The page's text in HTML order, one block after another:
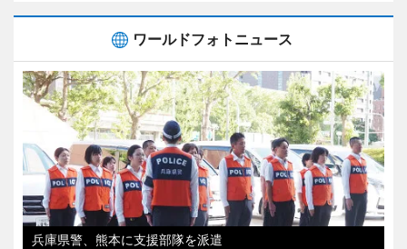
ワールドフォトニュース
兵庫県警、熊本に支援部隊を派遣